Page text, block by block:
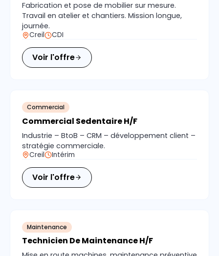
Fabrication et pose de mobilier sur mesure.
Travail en atelier et chantiers. Mission longue,
journée.
Creil CDI
Voir l'offre
Commercial
Commercial Sedentaire H/F
Industrie – BtoB – CRM – développement client –
stratégie commerciale.
Creil Intérim
Voir l'offre
Maintenance
Technicien De Maintenance H/F